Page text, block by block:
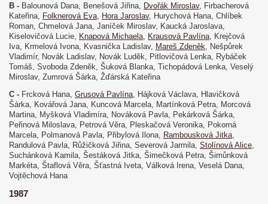
B - Balounová Dana, Benešová Jiřina, Dvořák Miroslav, Firbacherová
Kateřina, Folknerová Eva Hora Jaroslav, Hurychová Hana, Chlíbek
Roman, Chmelová Jana, Janíček Miroslav, Kaucká Jaroslava,
Kiselovičová Lucie, Knapová Michaela Krausová Pavlína , Krejčová
Iva, Krmelová Ivona, Kvasnička Ladislav, Mareš Zdeněk , Nešpůrek
Vladimír, Novák Ladislav, Novák Luděk, Pitlovičová Lenka, Rybáček
Tomáš, Svoboda Zdeněk, Šuková Blanka, Tichopádová Lenka, Veselý
Miroslav, Zumrová Šárka, Žďárská Kateřina
C - Frcková Hana, Grusová Pavlína, Hájková Václava, Hlavičková
Šárka, Kovářová Jana, Kuncová Marcela, Martínková Petra, Morcová
Martina, Myšková Vladimíra, Nováková Pavla, Pekárková Šárka,
Peřinová Miloslava, Petrová Věra, Pleskačová Veronika, Pokorná
Marcela, Polmanová Pavla, Přibylová Ilona, Rambousková Jitka,
Randulová Pavla, Růžičková Jiřina, Severová Jarmila, Stolínová Alice,
Suchánková Kamila, Šestáková Jitka, Šimečková Petra, Šimůnková
Markéta, Štaflová Věra, Šťastná Iveta, Válková Irena, Veselá Dana,
Vojtěchová Hana
1987